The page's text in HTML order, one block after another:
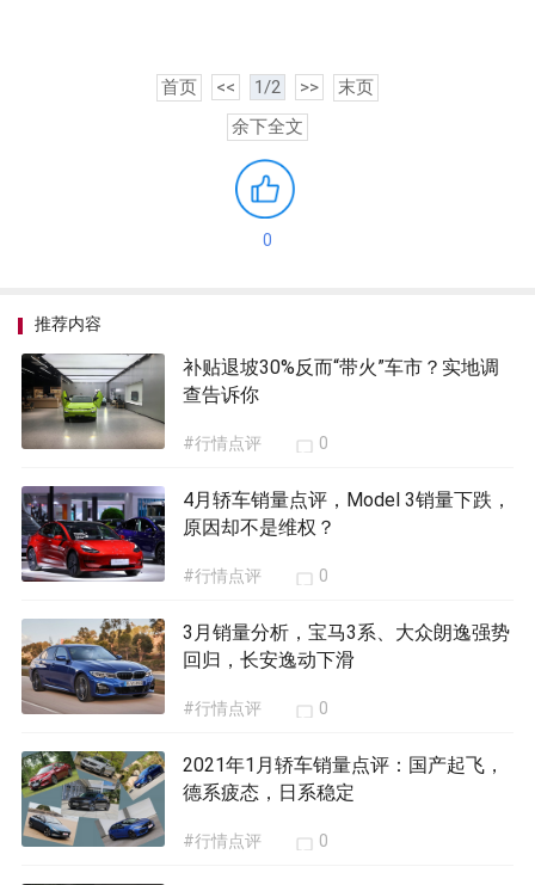
首页 << 1/2 >>
末页
余下全文
0
推荐内容
补贴退坡30%反而“带火”车市？实地调
查告诉你
#行情点评 0
4月轿车销量点评，Model 3销量下跌，
原因却不是维权？
#行情点评 0
3月销量分析，宝马3系、大众朗逸强势
回归，长安逸动下滑
#行情点评 0
2021年1月轿车销量点评：国产起飞，
德系疲态，日系稳定
#行情点评 0